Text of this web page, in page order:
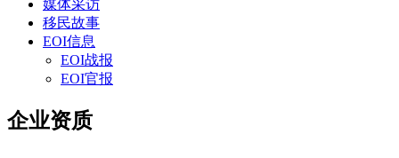
媒体采访
移民故事
EOI信息
EOI战报
EOI官报
企业资质